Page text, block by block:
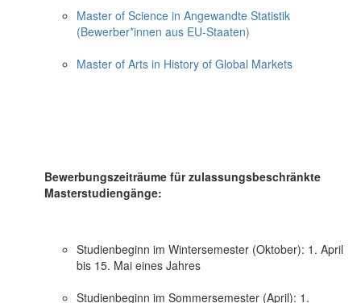
Master of Science in Angewandte Statistik
(Bewerber*innen aus EU-Staaten)
Master of Arts in History of Global Markets
Bewerbungszeiträume für zulassungsbeschränkte
Masterstudiengänge:
Studienbeginn im Wintersemester (Oktober): 1. April
bis 15. Mai eines Jahres
Studienbeginn im Sommersemester (April): 1.